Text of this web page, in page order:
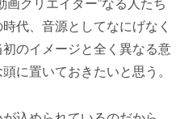
画クリエイター”なる人たち
代、音源としてなにげなく
のイメージと全く異なる意
に置いておきたいと思う。